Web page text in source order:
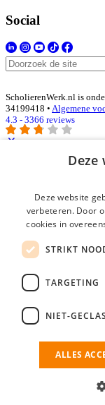
Social
ScholierenWerk.nl is
34199418 • Algemene
4.3 - 3366 reviews
Inloggen als
E-mail*
Wachtwoord
login gegevens
login
Bedrijf aanmelden
nieuwe collega/
Deze
Deze website
verbeteren. Door
cookies in
STRIKT
TARGETING
NIET-
ALLES